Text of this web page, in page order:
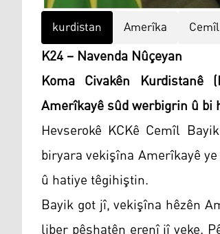
kurdistan Amerîka
K24 – Navenda Nûçeyan
Koma Civakên
Amerîkayê sûd werbigrin û bi
Hevserokê KCKê Cemîl
biryara vekişîna Amerîkayê
û hatiye têgihiştin.
Bayik got jî, vekişîna hêzên